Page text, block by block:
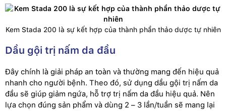
Kem Stada 200 là sự kết hợp của thành phần thảo dược tự nhiên
Dầu gội trị nấm da đầu
Đây chính là giải pháp an toàn và thường mang đến hiệu quả
nhanh cho người bệnh. Theo đó, sử dụng dầu gội trị nấm da
đầu sẽ giúp giảm ngứa, hỗ trợ trị nấm da đầu hiệu quả. Nên
lựa chọn đúng sản phẩm và dùng 2 – 3 lần/tuần sẽ mang lại